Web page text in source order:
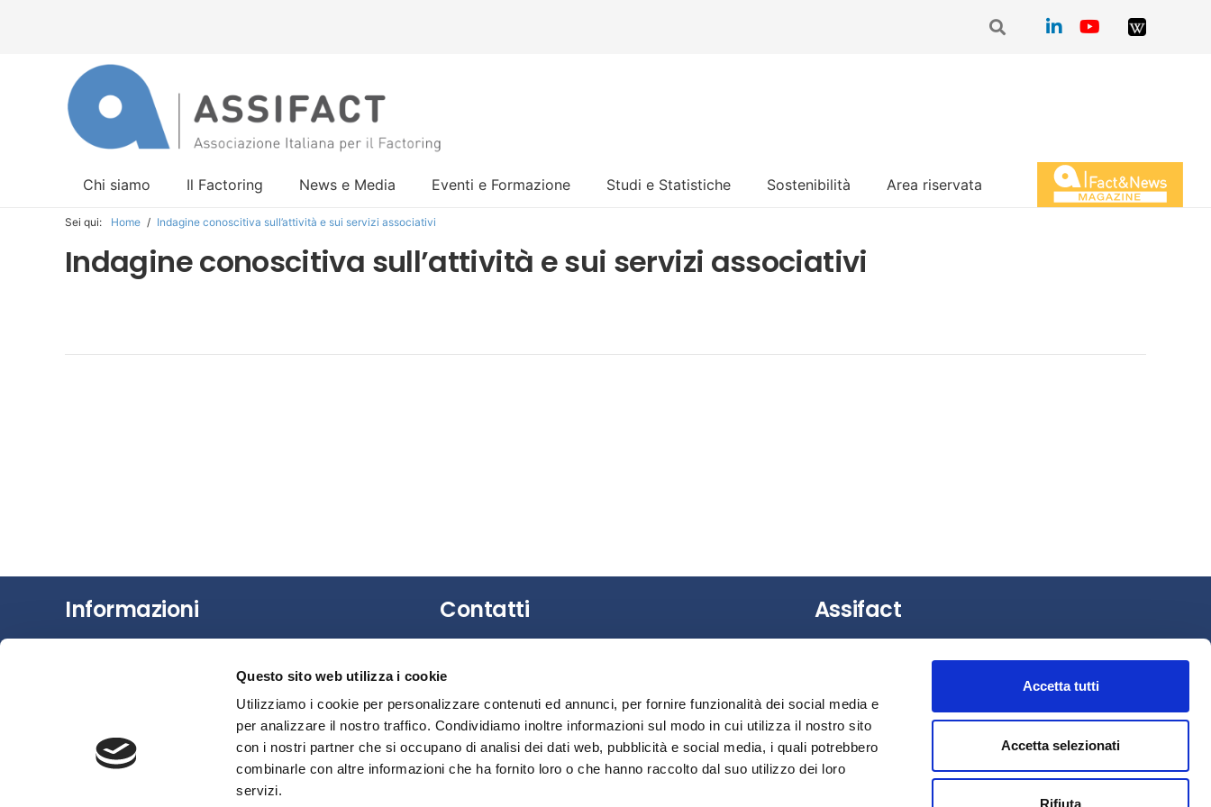
Questo sito web utilizza i cookie
Utilizziamo i cookie per personalizzare contenuti ed annunci, per fornire funzionalità dei social media e
per analizzare il nostro traffico. Condividiamo inoltre informazioni sul modo in cui utilizza il nostro sito
con i nostri partner che si occupano di analisi dei dati web, pubblicità e social media, i quali potrebbero
combinarle con altre informazioni che ha fornito loro o che hanno raccolto dal suo utilizzo dei loro
servizi.
Accetta tutti
Accetta selezionati
Rifiuta
Chi siamo Il Factoring News e Media Eventi e Formazione Studi e Statistiche Sostenibilità Area riservata Magazine Fact&News
Sei qui: Home / Indagine conoscitiva sull’attività e sui servizi associativi
Indagine conoscitiva sull’attività e sui servizi associativi
Informazioni
Studi e Statistiche
Contatti
pubblico.
È possibile richiedere un appuntamento
contattando la Segreteria.
Privacy
Assifact
Largo Augusto, 3 –20122 Milano (MI)
Fax: +39 0276020159
Mail:assifact@assifact.it